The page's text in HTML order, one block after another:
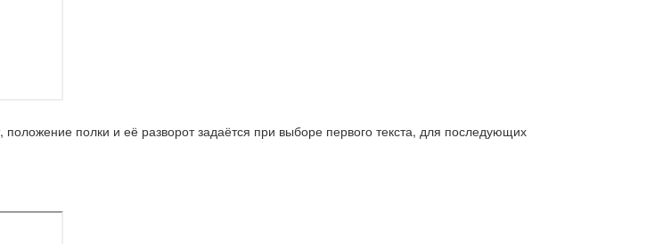
полки и её разворот задаётся при выборе первого текста, для последующих